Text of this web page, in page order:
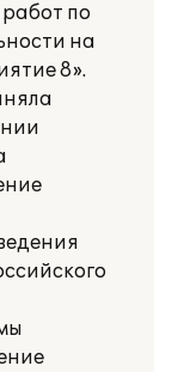
по
на
8».